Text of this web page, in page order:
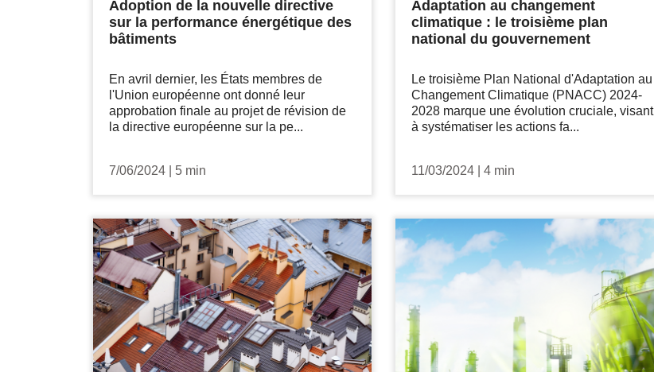
Adoption de la nouvelle directive
sur la performance énergétique des
bâtiments
En avril dernier, les États membres de
l'Union européenne ont donné leur
approbation finale au projet de révision de
la directive européenne sur la pe...
7/06/2024 5 min
Adaptation au changement
climatique : le troisième plan
national du gouvernement
Le troisième Plan National d'Adaptation au
Changement Climatique (PNACC) 2024-
2028 marque une évolution cruciale, visant
à systématiser les actions fa...
11/03/2024 4 min